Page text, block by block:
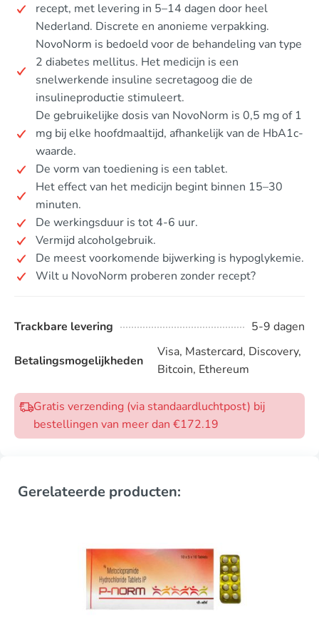
recept, met levering in 5–14 dagen door heel
Nederland. Discrete en anonieme verpakking.
NovoNorm is bedoeld voor de behandeling van type
2 diabetes mellitus. Het medicijn is een
snelwerkende insuline secretagoog die de
insulineproductie stimuleert.
De gebruikelijke dosis van NovoNorm is 0,5 mg of 1
mg bij elke hoofdmaaltijd, afhankelijk van de HbA1c-
waarde.
De vorm van toediening is een tablet.
Het effect van het medicijn begint binnen 15–30
minuten.
De werkingsduur is tot 4-6 uur.
Vermijd alcoholgebruik.
De meest voorkomende bijwerking is hypoglykemie.
Wilt u NovoNorm proberen zonder recept?
Trackbare levering 5-9 dagen
Betalingsmogelijkheden
Visa, Mastercard, Discovery,
Bitcoin, Ethereum
Gratis verzending (via standaardluchtpost) bij
bestellingen van meer dan €172.19
Gerelateerde producten: